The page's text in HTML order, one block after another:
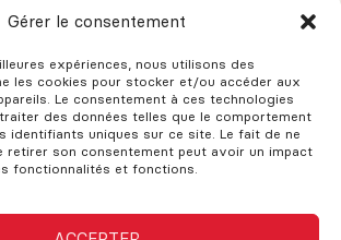
Gérer le consentement
expériences, nous utilisons des
les cookies pour stocker et/ou accéder aux
Le consentement à ces technologies
des données telles que le comportement
identifiants uniques sur ce site. Le fait de ne
retirer son consentement peut avoir un impact
fonctionnalités et fonctions.
devrait être le taux d’humidité
maison
DES QUESTIONS?